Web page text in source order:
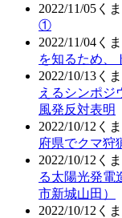
2022/11/05 く
①
2022/11/04 く
を知るため、
2022/10/13 く
えるシンポジ
風発反対表明
2022/10/12 く
府県でクマ狩
2022/10/12 く
る太陽光発
市新城山田）
2022/10/12 く